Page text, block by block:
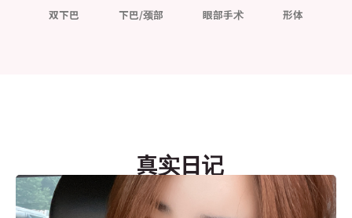
双下巴 下巴/颈部 眼部手术 形体
真实日记